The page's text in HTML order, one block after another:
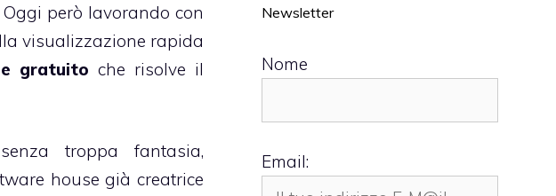
però lavorando con
visualizzazione rapida
gratuito che risolve il
troppa fantasia,
house già creatrice
Newsletter
Nome
Email: